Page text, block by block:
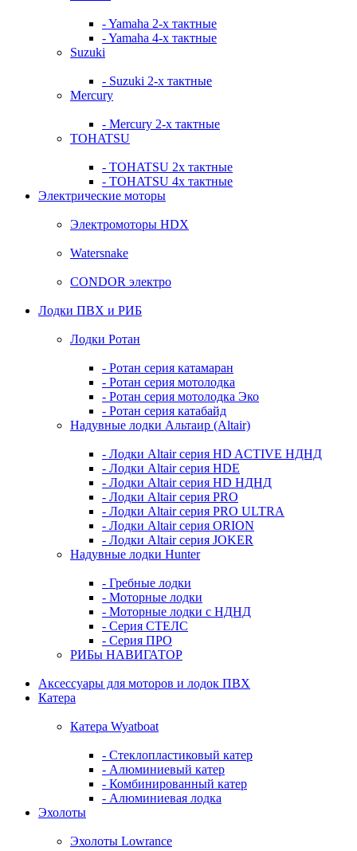
- Yamaha 2-х тактные
- Yamaha 4-х тактные
Suzuki
- Suzuki 2-х тактные
Mercury
- Mercury 2-х тактные
TOHATSU
- TOHATSU 2х тактные
- TOHATSU 4х тактные
Электрические моторы
Электромоторы HDX
Watersnake
CONDOR электро
Лодки ПВХ и РИБ
Лодки Ротан
- Ротан серия катамаран
- Ротан серия мотолодка
- Ротан серия мотолодка Эко
- Ротан серия катабайд
Надувные лодки Альтаир (Altair)
- Лодки Altair серия HD ACTIVE НДНД
- Лодки Altair серия HDE
- Лодки Altair серия HD НДНД
- Лодки Altair серия PRO
- Лодки Altair серия PRO ULTRA
- Лодки Altair серия ORION
- Лодки Altair серия JOKER
Надувные лодки Hunter
- Гребные лодки
- Моторные лодки
- Моторные лодки с НДНД
- Серия СТЕЛС
- Серия ПРО
РИБы НАВИГАТОР
Аксессуары для моторов и лодок ПВХ
Катера
Катера Wyatboat
- Cтеклопластиковый катер
- Алюминиевый катер
- Комбинированный катер
- Алюминиевая лодка
Эхолоты
Эхолоты Lowrance